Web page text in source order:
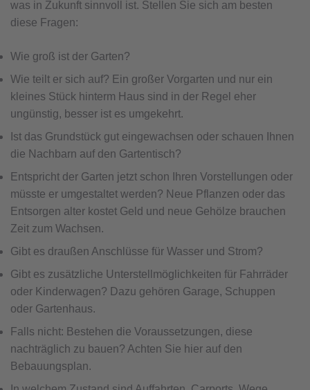
was in Zukunft sinnvoll ist. Stellen Sie sich am besten
diese Fragen:
Wie groß ist der Garten?
Wie teilt er sich auf? Ein großer Vorgarten und nur ein
kleines Stück hinterm Haus sind in der Regel eher
ungünstig, besser ist es umgekehrt.
Ist das Grundstück gut eingewachsen oder schauen Ihnen
die Nachbarn auf den Gartentisch?
Entspricht der Garten jetzt schon Ihren Vorstellungen oder
müsste er umgestaltet werden? Neue Pflanzen oder das
Entsorgen alter kostet Geld und neue Gehölze brauchen
Zeit zum Wachsen.
Gibt es draußen Anschlüsse für Wasser und Strom?
Gibt es zusätzliche Unterstellmöglichkeiten für Fahrräder
oder Kinderwagen? Dazu gehören Garage, Schuppen
oder Gartenhaus.
Falls nicht: Bestehen die Voraussetzungen, diese
nachträglich zu bauen? Achten Sie hier auf den
Bebauungsplan.